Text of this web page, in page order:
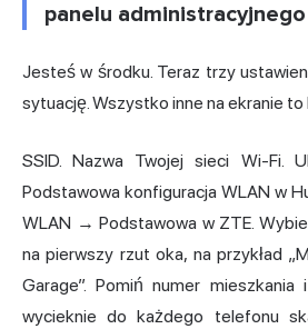
panelu administracyjnego
Jesteś w środku. Teraz trzy
sytuację. Wszystko inne na ekranie to
SSID. Nazwa Twojej sieci Wi-Fi.
Podstawowa konfiguracja WLAN w
WLAN → Podstawowa w ZTE.
na pierwszy rzut oka, na przykład
Garage”. Pomiń numer
wycieknie do każdego telefonu